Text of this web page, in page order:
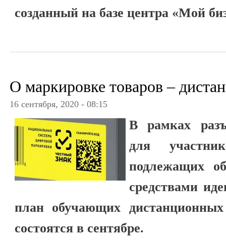
созданный на базе центра «Мой
О маркировке товаров –
16 сентября, 2020 - 08:15
В рамках
для
подлежащих
средствами
план обучающих
состоятся в сентябре.